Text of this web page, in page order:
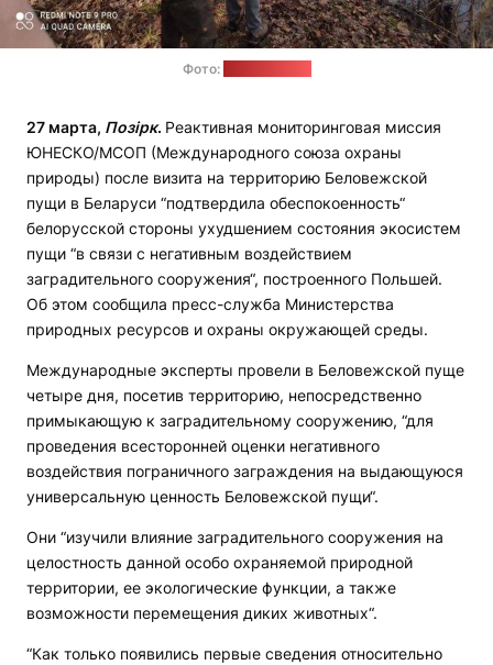
Фото:
27 марта, Позірк. Реактивная мониторинговая миссия
ЮНЕСКО/МСОП (Международного союза охраны
природы) после визита на территорию Беловежской
пущи в Беларуси “подтвердила обеспокоенность“
белорусской стороны ухудшением состояния экосистем
пущи “в связи с негативным воздействием
заградительного сооружения“, построенного Польшей.
Об этом сообщила пресс-служба Министерства
природных ресурсов и охраны окружающей среды.
Международные эксперты провели в Беловежской пуще
четыре дня, посетив территорию, непосредственно
примыкающую к заградительному сооружению, “для
проведения всесторонней оценки негативного
воздействия пограничного заграждения на выдающуюся
универсальную ценность Беловежской пущи“.
Они “изучили влияние заградительного сооружения на
целостность данной особо охраняемой природной
территории, ее экологические функции, а также
возможности перемещения диких животных“.
“Как только появились первые сведения относительно